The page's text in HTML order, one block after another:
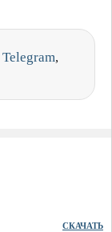
Telegram,
СКАЧАТЬ